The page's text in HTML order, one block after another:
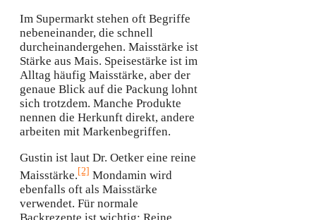
Im Supermarkt stehen oft Begriffe
nebeneinander, die schnell
durcheinandergehen. Maisstärke ist
Stärke aus Mais. Speisestärke ist im
Alltag häufig Maisstärke, aber der
genaue Blick auf die Packung lohnt
sich trotzdem. Manche Produkte
nennen die Herkunft direkt, andere
arbeiten mit Markenbegriffen.
Gustin ist laut Dr. Oetker eine reine
Maisstärke.[2] Mondamin wird
ebenfalls oft als Maisstärke
verwendet. Für normale